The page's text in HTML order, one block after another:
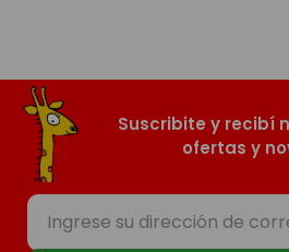
Suscribite y recibí
ofertas y